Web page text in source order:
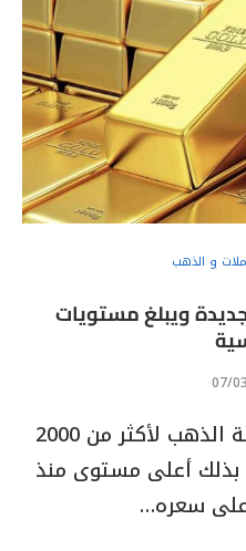
و الذهب
ويبلغ مستويات
07/
اقتصادي: ارتفع سعر أونصة الذهب لأكثر من 2000
بذلك أعلى مستوى منذ
على سعره…